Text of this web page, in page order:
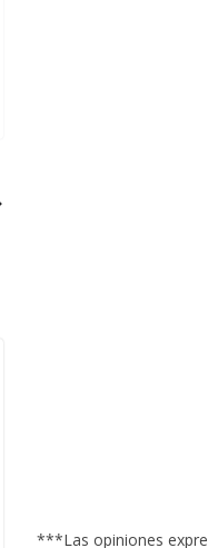
***Las opiniones